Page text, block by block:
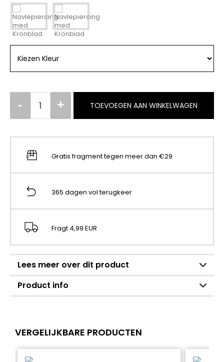
TOEVOEGEN AAN WINKELWAGEN
Gratis fragment tegen meer dan €29
365 dagen vol terugkeer
Fragt 4,99 EUR
Lees meer over dit product
Product info
VERGELIJKBARE PRODUCTEN